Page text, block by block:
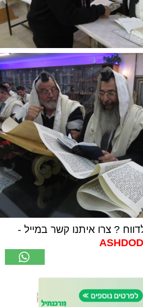
? צרו איתנו קשר במייל -